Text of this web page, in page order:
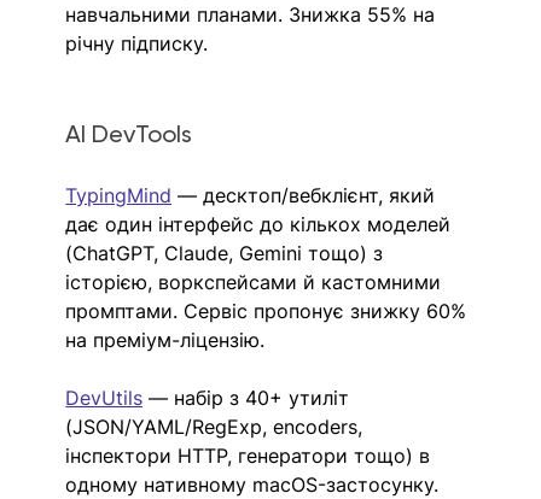
навчальними планами. Знижка 55% на
річну підписку.
AI DevTools
TypingMind — десктоп/вебклієнт, який
дає один інтерфейс до кількох моделей
(ChatGPT, Claude, Gemini тощо) з
історією, воркспейсами й кастомними
промптами. Сервіс пропонує знижку 60%
на преміум-ліцензію.
DevUtils — набір з 40+ утиліт
(JSON/YAML/RegExp, encoders,
інспектори HTTP, генератори тощо) в
одному нативному macOS-застосунку.